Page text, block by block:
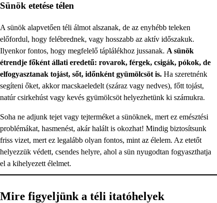
Sünök etetése télen
A sünök alapvetően téli álmot alszanak, de az enyhébb teleken
előfordul, hogy felébrednek, vagy hosszabb az aktív időszakuk.
Ilyenkor fontos, hogy megfelelő táplálékhoz jussanak. A sünök
étrendje főként állati eredetű: rovarok, férgek, csigák, pókok, de
elfogyasztanak tojást, sőt, időnként gyümölcsöt is. Ha szeretnénk
segíteni őket, akkor macskaeledelt (száraz vagy nedves), főtt tojást,
natúr csirkehúst vagy kevés gyümölcsöt helyezhetünk ki számukra.
Soha ne adjunk tejet vagy tejterméket a sünöknek, mert ez emésztési
problémákat, hasmenést, akár halált is okozhat! Mindig biztosítsunk
friss vizet, mert ez legalább olyan fontos, mint az élelem. Az etetőt
helyezzük védett, csendes helyre, ahol a sün nyugodtan fogyaszthatja
el a kihelyezett élelmet.
Mire figyeljünk a téli itatóhelyek